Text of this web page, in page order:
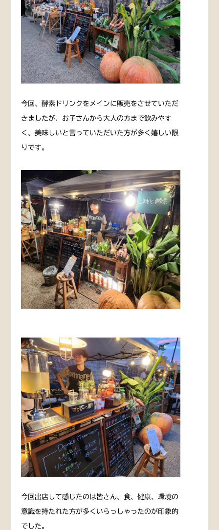
今回、酵素ドリンクをメインに販売をさせていただ
きましたが、お子さんから大人の方まで飲みやす
く、美味しいと言っていただいた方が多く嬉しい限
りです。
今回出店して感じたのは皆さん、食、健康、環境の
意識を持たれた方が多くいらっしゃったのが印象的
でした。